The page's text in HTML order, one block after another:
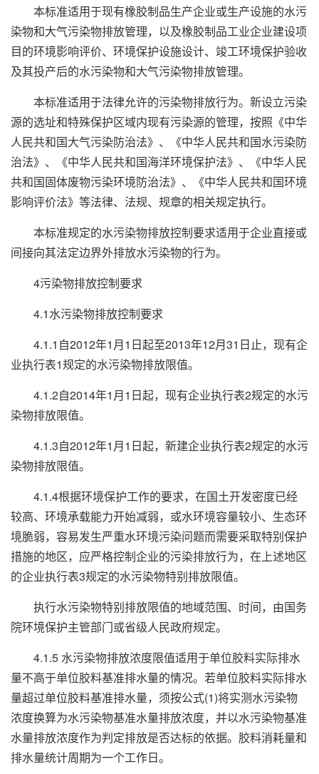
本标准适用于现有橡胶制品生产企业或生产设施的水污
染物和大气污染物排放管理，以及橡胶制品工业企业建设项
目的环境影响评价、环境保护设施设计、竣工环境保护验收
及其投产后的水污染物和大气污染物排放管理。
本标准适用于法律允许的污染物排放行为。新设立污染
源的选址和特殊保护区域内现有污染源的管理，按照《中华
人民共和国大气污染防治法》、《中华人民共和国水污染防
治法》、《中华人民共和国海洋环境保护法》、《中华人民
共和国固体废物污染环境防治法》、《中华人民共和国环境
影响评价法》等法律、法规、规章的相关规定执行。
本标准规定的水污染物排放控制要求适用于企业直接或
间接向其法定边界外排放水污染物的行为。
4污染物排放控制要求
4.1水污染物排放控制要求
4.1.1自2012年1月1日起至2013年12月31日止，现有企
业执行表1规定的水污染物排放限值。
4.1.2自2014年1月1日起，现有企业执行表2规定的水污
染物排放限值。
4.1.3自2012年1月1日起，新建企业执行表2规定的水污
染物排放限值。
4.1.4根据环境保护工作的要求，在国土开发密度已经
较高、环境承载能力开始减弱，或水环境容量较小、生态环
境脆弱，容易发生严重水环境污染问题而需要采取特别保护
措施的地区，应严格控制企业的污染排放行为，在上述地区
的企业执行表3规定的水污染物特别排放限值。
执行水污染物特别排放限值的地域范围、时间，由国务
院环境保护主管部门或省级人民政府规定。
4.1.5 水污染物排放浓度限值适用于单位胶料实际排水
量不高于单位胶料基准排水量的情况。若单位胶料实际排水
量超过单位胶料基准排水量，须按公式(1)将实测水污染物
浓度换算为水污染物基准水量排放浓度，并以水污染物基准
水量排放浓度作为判定排放是否达标的依据。胶料消耗量和
排水量统计周期为一个工作日。